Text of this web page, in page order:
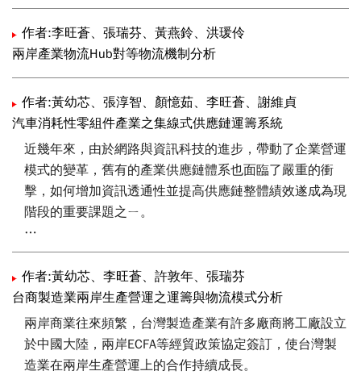
作者:李旺蒼、張瑞芬、黃燕鈴、洪瑗伶
兩岸產業物流Hub對等物流機制分析
作者:黃幼芯、張淳智、顏憶茹、李旺蒼、謝維貞
汽車消耗性零組件產業之集線式供應鏈運籌系統
近幾年來，由於網路與資訊科技的進步，帶動了企業營運
模式的變革，舊有的產業供應鏈體系也面臨了嚴重的衝
擊，如何增加資訊透通性並提高供應鏈整體績效遂成為現
階段的重要課題之ㄧ。
經濟部商業司從民國93年起推動產業物流發展暨國際接
軌推動計畫，委由工業技術研究院執行建構「產業供應鏈
運籌系統」，以進行整體供應鏈的整合。本研究結合商務
營運中心（Business Hub）與物流運籌中心（Logistics
Hub）觀念，提出了一個集線式（Hub）供應鏈運籌系統
之發展架構與流程；並以汽車消耗性零組件產業為例，對
作者:黃幼芯、李旺蒼、許敦年、張瑞芬
台商製造業兩岸生產營運之運籌與物流模式分析
兩岸商業往來頻繁，台灣製造產業有許多廠商將工廠設立
於中國大陸，兩岸ECFA等經貿政策協定簽訂，使台灣製
造業在兩岸生產營運上的合作持續成長。